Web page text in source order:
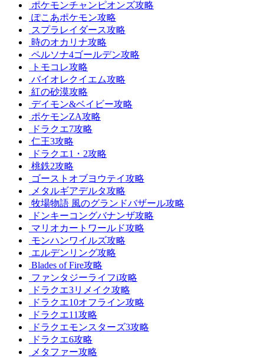
ポケモンチャンピオンズ攻略
ぽこあポケモン攻略
スプラレイダース攻略
時のオカリナ攻略
ペルソナ4ゴールデン攻略
トモコレ攻略
バイオレクイエム攻略
紅の砂漠攻略
デイモン&ベイビー攻略
ポケモンZA攻略
ドラクエ7攻略
仁王3攻略
ドラクエ1・2攻略
桃鉄2攻略
ゴーストオブヨウテイ攻略
メタルギアデルタ攻略
牧場物語 風のグランドバザール攻略
ドンキーコングバナンザ攻略
マリオカートワールド攻略
モンハンワイルズ攻略
エルデンリング攻略
Blades of Fire攻略
ファンタジーライフi攻略
ドラクエ3リメイク攻略
ドラクエ10オフライン攻略
ドラクエ11攻略
ドラクエモンスターズ3攻略
ドラクエ6攻略
メタファー攻略